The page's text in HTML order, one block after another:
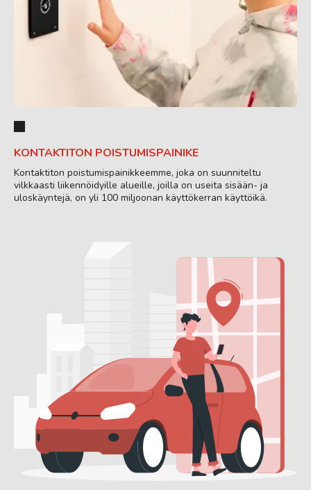
KONTAKTITON POISTUMISPAINIKE
Kontaktiton poistumispainikkeemme, joka on suunniteltu
vilkkaasti liikennöidyille alueille, joilla on useita sisään- ja
uloskäyntejä, on yli 100 miljoonan käyttökerran käyttöikä.